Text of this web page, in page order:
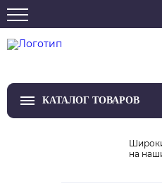
КАТАЛОГ ТОВАРОВ
на